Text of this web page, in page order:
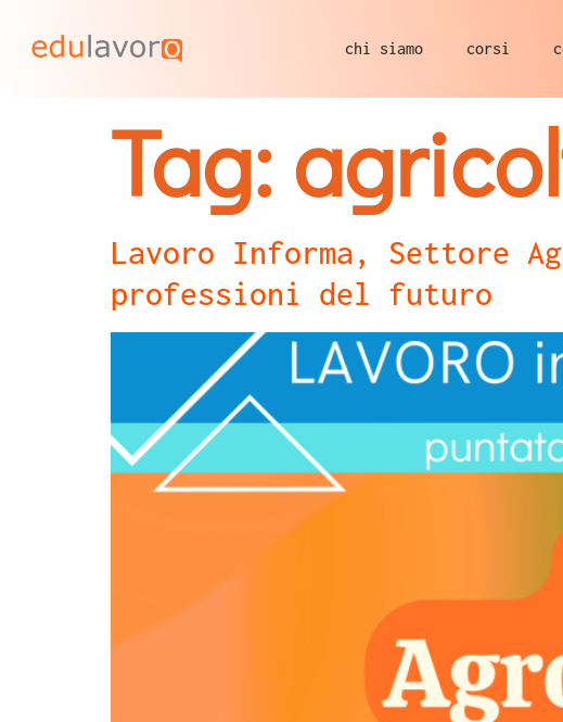
chi siamo corsi
Tag:
Lavoro Informa, Settore
professioni del futuro